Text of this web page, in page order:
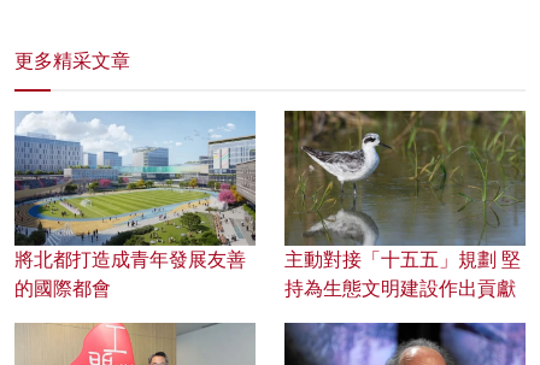
更多精采文章
將北都打造成青年發展友善
的國際都會
主動對接「十五五」規劃 堅
持為生態文明建設作出貢獻